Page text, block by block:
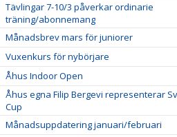
Tävlingar 7-10/3 påverkar ordinarie
träning/abonnemang
Månadsbrev mars för juniorer
Vuxenkurs för nybörjare
Åhus Indoor Open
Åhus egna Filip Bergevi representerar
Cup
Månadsuppdatering januari/februari